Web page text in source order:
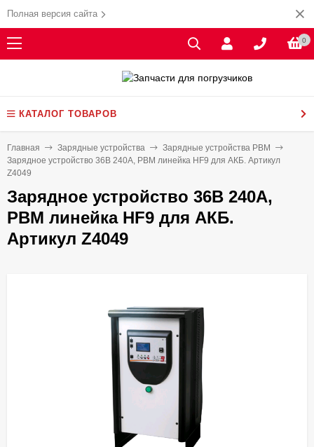
Полная версия сайта
0
КАТАЛОГ ТОВАРОВ
Главная Зарядные устройства
Зарядные устройства PBM
Зарядное устройство 36В 240А, PBM линейка HF9 для АКБ. Артикул
Z4049
Зарядное устройство 36В 240А,
PBM линейка HF9 для АКБ.
Артикул Z4049